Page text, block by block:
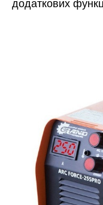
додаткових